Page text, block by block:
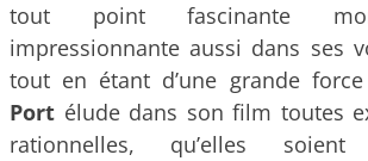
tout point fascinante
impressionnante aussi dans ses
tout en étant d’une grande force
Port élude dans son film toutes
rationnelles, qu’elles